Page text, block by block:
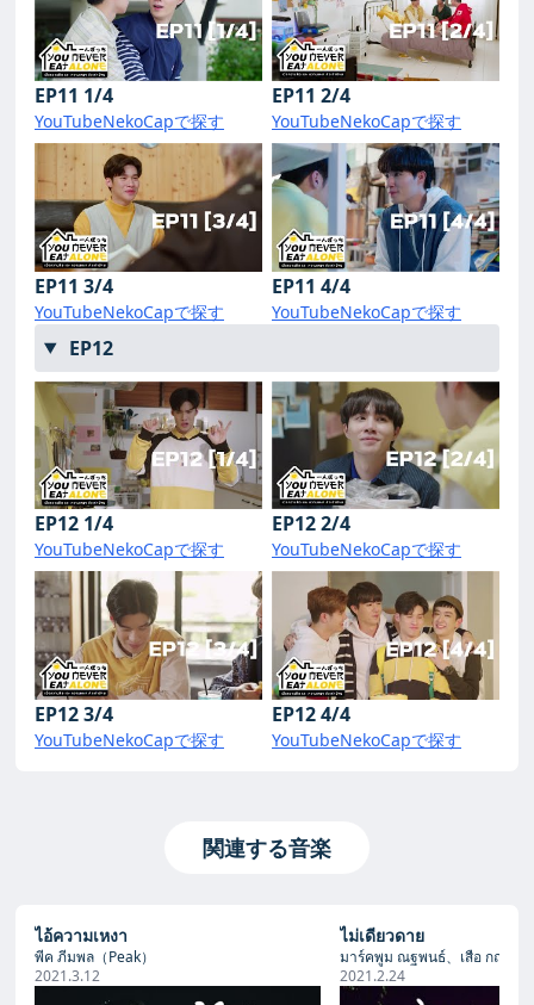
EP11 1/4
YouTubeNekoCapで探す
EP11 2/4
YouTubeNekoCapで探す
EP11 3/4
YouTubeNekoCapで探す
EP11 4/4
YouTubeNekoCapで探す
EP12
EP12 1/4
YouTubeNekoCapで探す
EP12 2/4
YouTubeNekoCapで探す
EP12 3/4
YouTubeNekoCapで探す
EP12 4/4
YouTubeNekoCapで探す
関連する音楽
ไอ้ความเหงา
พีค ภีมพล（Peak）
2021.3.12
ไม่เดียวดาย
มาร์คพูม ณฐพนธ์、เสือ กฤษณ
2021.2.24